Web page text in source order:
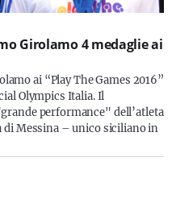
Girolamo 4 medaglie ai
ai “Play The Games 2016”
Olympics Italia. Il
performance" dell’atleta
di Messina – unico siciliano in